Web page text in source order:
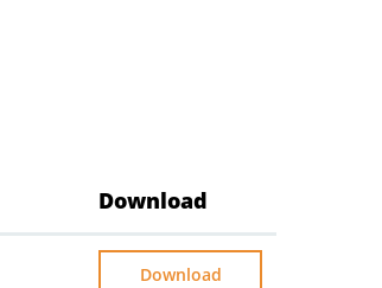
Download
Download